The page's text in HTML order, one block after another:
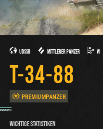
UDSSR MITTLERER PANZER VI
T-34-88
PREMIUMPANZER
WICHTIGE STATISTIKEN